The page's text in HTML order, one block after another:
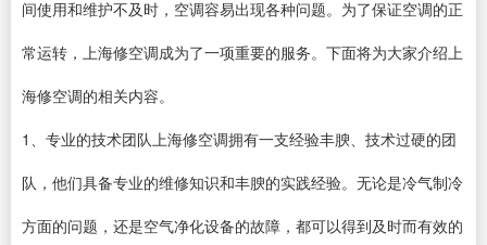
间使用和维护不及时，空调容易出现各种问题。为了保证空调的正
常运转，上海修空调成为了一项重要的服务。下面将为大家介绍上
海修空调的相关内容。
1、专业的技术团队上海修空调拥有一支经验丰腴、技术过硬的团
队，他们具备专业的维修知识和丰腴的实践经验。无论是冷气制冷
方面的问题，还是空气净化设备的故障，都可以得到及时而有效的